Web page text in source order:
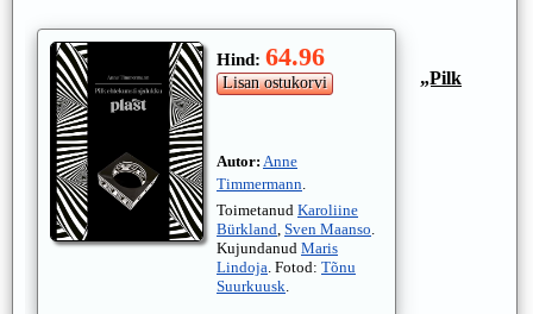
Hind: 64.96
Autor: Anne
Timmermann.
Toimetanud Karoliine
Bürkland, Sven Maanso.
Kujundanud Maris
Lindoja. Fotod: Tõnu
Suurkuusk.
„Pilk